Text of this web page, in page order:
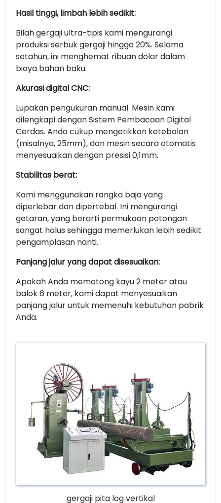
Hasil tinggi, limbah lebih sedikit:
Bilah gergaji ultra-tipis kami mengurangi
produksi serbuk gergaji hingga 20%. Selama
setahun, ini menghemat ribuan dolar dalam
biaya bahan baku.
Akurasi digital CNC:
Lupakan pengukuran manual. Mesin kami
dilengkapi dengan Sistem Pembacaan Digital
Cerdas. Anda cukup mengetikkan ketebalan
(misalnya, 25mm), dan mesin secara otomatis
menyesuaikan dengan presisi 0,1mm.
Stabilitas berat:
Kami menggunakan rangka baja yang
diperlebar dan dipertebal. Ini mengurangi
getaran, yang berarti permukaan potongan
sangat halus sehingga memerlukan lebih sedikit
pengamplasan nanti.
Panjang jalur yang dapat disesuaikan:
Apakah Anda memotong kayu 2 meter atau
balok 6 meter, kami dapat menyesuaikan
panjang jalur untuk memenuhi kebutuhan pabrik
Anda.
gergaji pita log vertikal